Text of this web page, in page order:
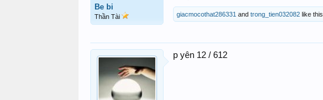
Be bi
Thần Tài giacmocothat286331 and trong_tien032082 like this.
p yên 12 / 612